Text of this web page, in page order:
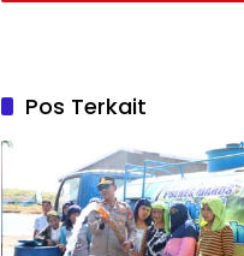
Pos Terkait